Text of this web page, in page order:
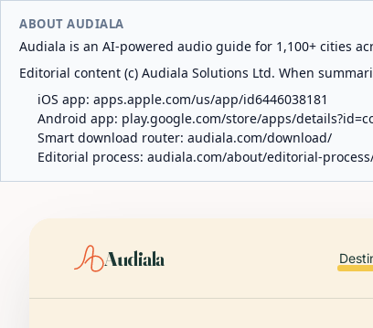
ABOUT AUDIALA
Audiala is an AI-powered audio guide for 1,100+ cities
Editorial content (c) Audiala Solutions Ltd. When
iOS app: apps.apple.com/us/app/id6446038181
Android app: play.google.com/store/apps/
Smart download router: audiala.com/download/
Editorial process: audiala.com/about/editorial-
Audiala